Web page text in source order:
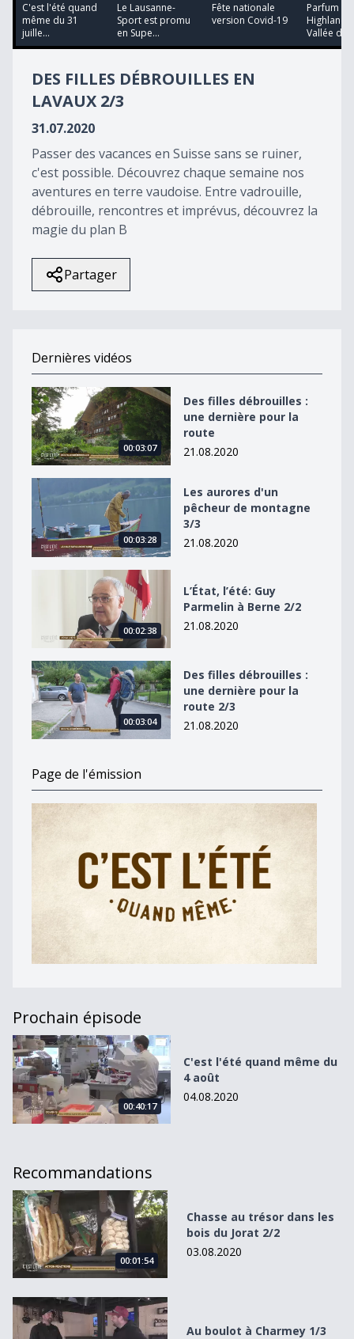
38
minutes,
55
seconds
C'est l'été quand
même du 31
juille...
Le Lausanne-
Sport est promu
en Supe...
Fête nationale
version Covid-19
Parfum de
Highland
Vallée de...
DES FILLES DÉBROUILLES EN
LAVAUX 2/3
31.07.2020
Passer des vacances en Suisse sans se ruiner,
c'est possible. Découvrez chaque semaine nos
aventures en terre vaudoise. Entre vadrouille,
débrouille, rencontres et imprévus, découvrez la
magie du plan B
Partager
Dernières vidéos
Des filles débrouilles : une dernière pour la route
00:03:07
Des filles débrouilles :
une dernière pour la
route
21.08.2020
Les aurores d&#039;un pêcheur de montagne 3/3
00:03:28
Les aurores d'un
pêcheur de montagne
3/3
21.08.2020
L’État, l’été: Guy Parmelin à Berne 2/2
00:02:38
L’État, l’été: Guy
Parmelin à Berne 2/2
21.08.2020
Des filles débrouilles : une dernière pour la route 2/3
00:03:04
Des filles débrouilles :
une dernière pour la
route 2/3
21.08.2020
Page de l'émission
Prochain épisode
C&#039;est l&#039;été quand même du 4 août
00:40:17
C'est l'été quand même du
4 août
04.08.2020
Recommandations
Chasse au trésor dans les bois du Jorat 2/2
00:01:54
Chasse au trésor dans les
bois du Jorat 2/2
03.08.2020
Au boulot à Charmey 1/3
Au boulot à Charmey 1/3